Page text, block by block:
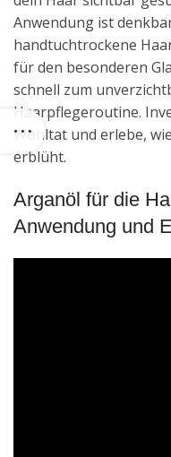
Anwendung ist
handtuchtrockene
für den besonderen
schnell zum
Haarpflegeroutine.
Wohltat und erlebe,
erblüht.
Arganöl für die
Anwendung und